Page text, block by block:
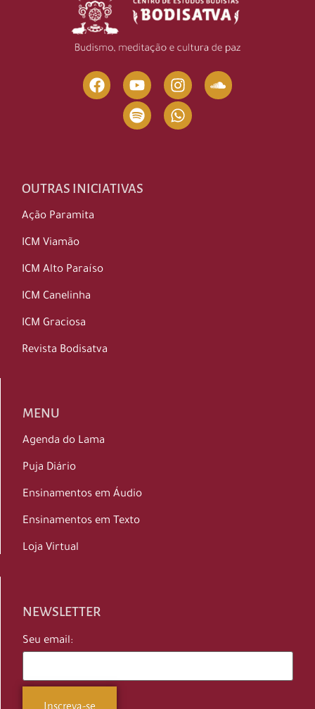
OUTRAS INICIATIVAS
Ação Paramita
ICM Viamão
ICM Alto Paraíso
ICM Canelinha
ICM Graciosa
Revista Bodisatva
MENU
Agenda do Lama
Puja Diário
Ensinamentos em Áudio
Ensinamentos em Texto
Loja Virtual
NEWSLETTER
Seu email: